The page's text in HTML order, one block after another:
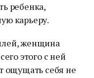
ребенка,
карьеру.
женщина
этого с ней
ощущать себя не